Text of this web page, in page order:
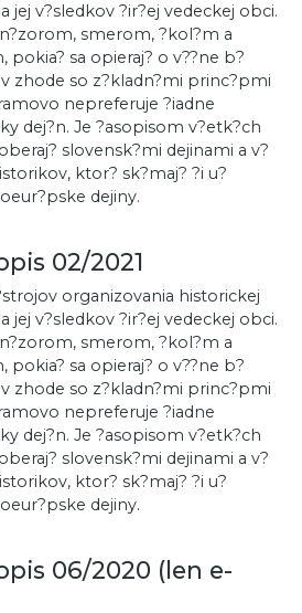
jej v?sledkov ?ir?ej vedeckej obci.
smerom, ?kol?m a
sa opieraj? o v??ne b?
v zhode so z?kladn?mi princ?pmi
nepreferuje ?iadne
dej?n. Je ?asopisom v?etk?ch
slovensk?mi dejinami a v?
ktor? sk?maj? ?i u?
dejiny.
02/2021
organizovania historickej
jej v?sledkov ?ir?ej vedeckej obci.
smerom, ?kol?m a
sa opieraj? o v??ne b?
v zhode so z?kladn?mi princ?pmi
nepreferuje ?iadne
dej?n. Je ?asopisom v?etk?ch
slovensk?mi dejinami a v?
ktor? sk?maj? ?i u?
dejiny.
06/2020 (len e-